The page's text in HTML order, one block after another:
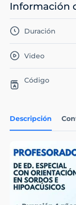
Descripción
Información
Duración
Video
Código